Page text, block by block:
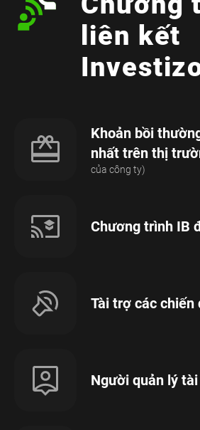
liên kết
Khoản bồi
nhất trên thị
của công ty)
Chương trình IB
Tài trợ các chiến
Người quản lý